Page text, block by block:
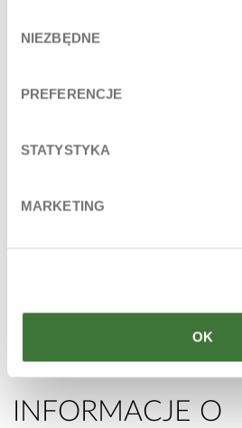
zgody
NIEZBĘDNE
PREFERENCJE
STATYSTYKA
MARKETING
OK
produktów.
INFORMACJE O